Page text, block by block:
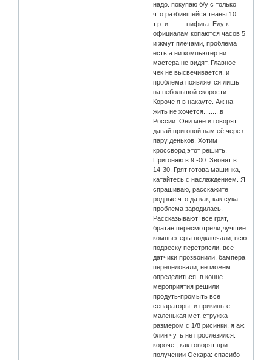
надо. покупаю б/у с только
что разбившейся теаны 10
т.р. и......... нифига. Еду к
официалам копаются часов 5
и жмут плечами, проблема
есть а ни компьютер ни
мастера не видят. Главное
чек не высвечивается. и
проблема появляется лишь
на небольшой скорости.
Короче я в накауте. Аж на
жить не хочется.........в
России. Они мне и говорят
давай пригоняй нам её через
пару деньков. Хотим
кроссворд этот решить.
Пригоняю в 9 -00. Звонят в
14-30. Грят готова машинка,
катайтесь с наслаждением. Я
спрашиваю, расскажите
родные что да как, как сука
проблема зародилась.
Рассказывают: всё грят,
братан пересмотрели,лучшие
компьютеры подключали, всю
подвеску перетрясли, все
датчики прозвонили, бампера
перецеловали, не можем
определиться. в конце
мероприятия решили
продуть-промыть все
сепараторы. и прикиньте
маленькая мет. стружка
размером с 1/8 рисинки. я аж
блин чуть не прослезился.
короче , как говорят при
получении Оскара: спасибо